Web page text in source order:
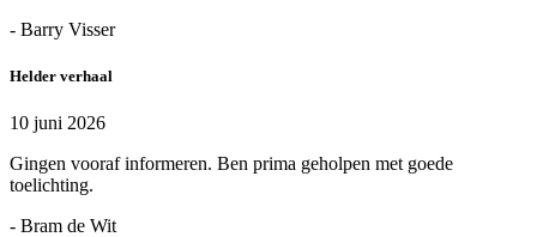
- Barry Visser
Helder verhaal
10 juni 2026
Gingen vooraf informeren. Ben prima geholpen met goede
toelichting.
- Bram de Wit